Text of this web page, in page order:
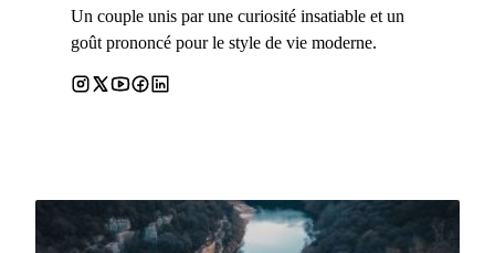
Un couple unis par une curiosité insatiable et un
goût prononcé pour le style de vie moderne.